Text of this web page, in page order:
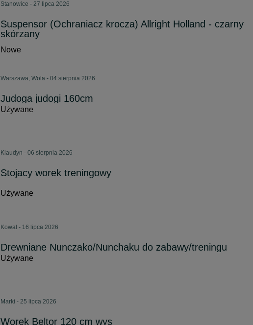
Stanowice - 27 lipca 2026
Suspensor (Ochraniacz krocza) Allright Holland - czarny
skórzany
Nowe
Warszawa, Wola - 04 sierpnia 2026
Judoga judogi 160cm
Używane
Klaudyn - 06 sierpnia 2026
Stojacy worek treningowy
Używane
Kowal - 16 lipca 2026
Drewniane Nunczako/Nunchaku do zabawy/treningu
Używane
Marki - 25 lipca 2026
Worek Beltor 120 cm wys